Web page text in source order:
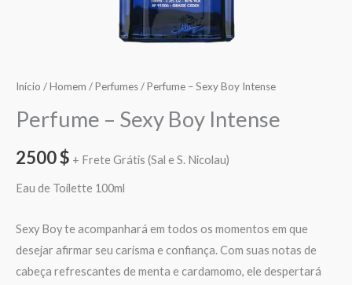
Início /Homem /Perfumes/ Perfume – Sexy Boy Intense
Perfume – Sexy Boy Intense
2500$ + Frete Grátis (Sal e S. Nicolau)
Eau de Toilette 100ml
Sexy Boy te acompanhará em todos os momentos em que
desejar afirmar seu carisma e confiança. Com suas notas de
cabeça refrescantes de menta e cardamomo, ele despertará